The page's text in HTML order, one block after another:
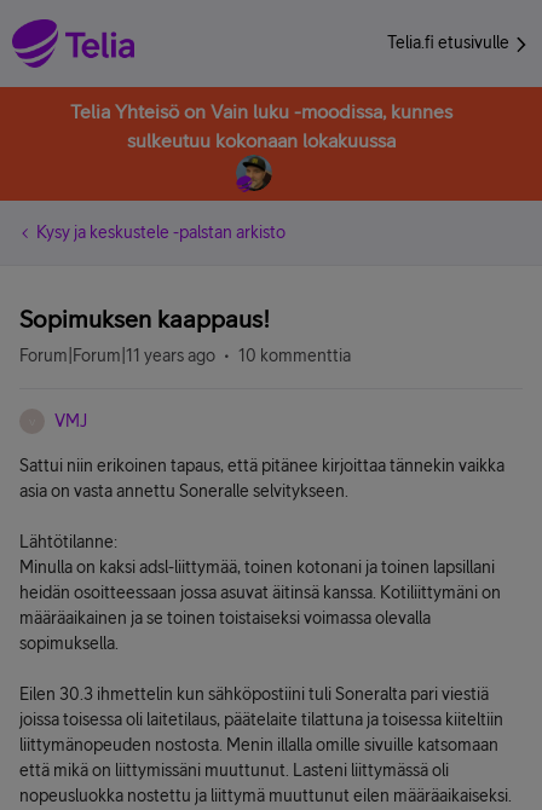
Telia.fi etusivulle
Telia Yhteisö on Vain luku -moodissa, kunnes
sulkeutuu kokonaan lokakuussa
Kysy ja keskustele -palstan arkisto
Sopimuksen kaappaus!
Forum|Forum|11 years ago 10 kommenttia
VMJ
Sattui niin erikoinen tapaus, että pitänee kirjoittaa tännekin vaikka
asia on vasta annettu Soneralle selvitykseen.
Lähtötilanne:
Minulla on kaksi adsl-liittymää, toinen kotonani ja toinen lapsillani
heidän osoitteessaan jossa asuvat äitinsä kanssa. Kotiliittymäni on
määräaikainen ja se toinen toistaiseksi voimassa olevalla
sopimuksella.
Eilen 30.3 ihmettelin kun sähköpostiini tuli Soneralta pari viestiä
joissa toisessa oli laitetilaus, päätelaite tilattuna ja toisessa kiiteltiin
liittymänopeuden nostosta. Menin illalla omille sivuille katsomaan
että mikä on liittymissäni muuttunut. Lasteni liittymässä oli
nopeusluokka nostettu ja liittymä muuttunut eilen määräaikaiseksi.